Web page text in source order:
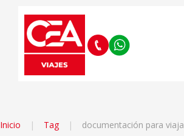
Inicio Tag documentación para